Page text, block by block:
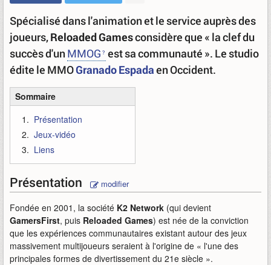
Spécialisé dans l'animation et le service auprès des
joueurs,Reloaded Gamesconsidère que « la clef du
succès d'un MMOG est sa communauté ». Le studio
édite le MMOGranado Espadaen Occident.
Sommaire
Présentation
Jeux-vidéo
Liens
Présentation modifier
Fondée en 2001, la société K2 Network (qui devient
GamersFirst, puis Reloaded Games) est née de la conviction
que les expériences communautaires existant autour des jeux
massivement multijoueurs seraient à l'origine de « l'une des
principales formes de divertissement du 21e siècle ».